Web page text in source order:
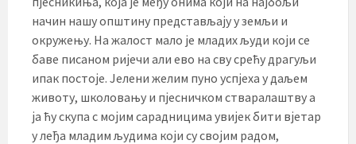
начин нашу општину представљају у земљи и
окружењу. На жалост мало је младих људи који се
баве писаном ријечи али ево на сву срећу драгуљи
ипак постоје. Јелени желим пуно успјеха у даљем
животу, школовању и пјесничком стваралаштву а
ја ћу скупа с мојим сарадницима увијек бити вјетар
у леђа младим људима који су својим радом,